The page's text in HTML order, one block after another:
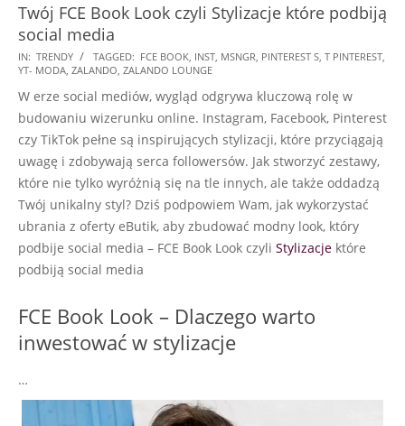
Twój FCE Book Look czyli Stylizacje które podbiją
social media
2025-
01-
03
IN: TRENDY TAGGED: FCE BOOK INST MSNGR PINTEREST S T PINTEREST
YT- MODA ZALANDO ZALANDO LOUNGE
W erze social mediów, wygląd odgrywa kluczową rolę w
budowaniu wizerunku online. Instagram, Facebook, Pinterest
czy TikTok pełne są inspirujących stylizacji, które przyciągają
uwagę i zdobywają serca followersów. Jak stworzyć zestawy,
które nie tylko wyróżnią się na tle innych, ale także oddadzą
Twój unikalny styl? Dziś podpowiem Wam, jak wykorzystać
ubrania z oferty eButik, aby zbudować modny look, który
podbije social media – FCE Book Look czyli Stylizacje które
podbiją social media
FCE Book Look – Dlaczego warto
inwestować w stylizacje
…